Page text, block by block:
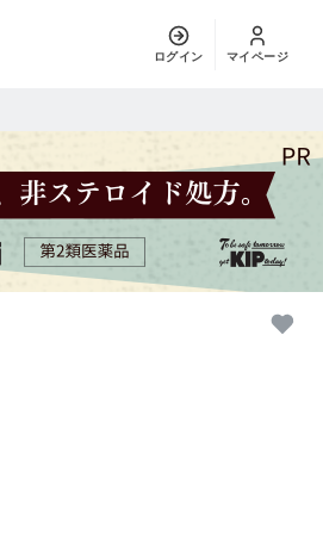
ログイン マイページ